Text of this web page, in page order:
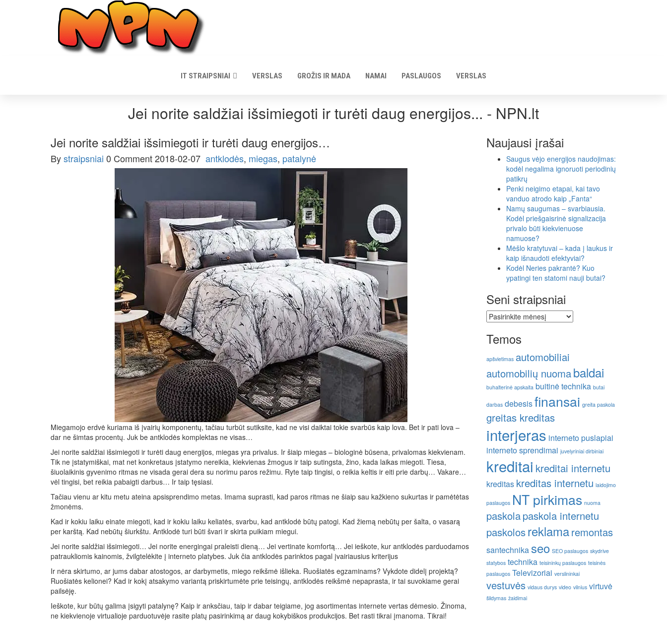
IT STRAIPSNIAI VERSLAS GROŽIS IR MADA NAMAI PASLAUGOS VERSLAS
Jei norite saldžiai išsimiegoti ir turėti daug energijos... - NPN.lt
Jei norite saldžiai išsimiegoti ir turėti daug energijos…
Bystraipsniai 0 Comment2018-02-07 antklodės, miegas, patalynė
Miegamojo erdvė kuriama iš įvairių komponentų, tačiau turbūt sutiksite, kad ne visi daiktai tokie svarbūs kaip lova. Bet ir pati lova –
dar ne šimtas procentų. Juk be antklodės komplektas ne visas…
Jei norite saldžiai išsimiegoti ir turėti daug energijos, miegas yra privalus. Ir šiaip miegas – biologinė būsena, privalomas kiekvienam.
Tik ne įstatymiškai, mat net konkretaus įstatymo nereikia, kiekvienas žmogus ir taip sutingsta, žino, kada laikas miegoti. Tiesa,
šiuolaikinis gyvenimo ritmas ne visada gerai dera su norimu paros režimu. Ryte taip tingisi, o reikia keltis ir eiti prie darbų… Vakare…
vėl tingisi, bet reikia pabaigti darbus… Ir taip tęsiasi.
Tačiau vienu ar kitu metu ateina apsisprendimo metas. Imama suprasti, kad paros ritmas ne šiaip sau kažkieno sukurtas ir pamėtėtas
žmonėms.
Kad ir kokiu laiku einate miegoti, kad ir kokiu laiku keliatės, svarbu, kad antklodė būtų patogi. Kad žiemą nebūtų per šalta, o vasarą
per karštą. Kad nebūtų šiurkštu. Antklodė turi būti švari ir skirta puikiam miegui.
Jei norite saldžiai išsimiegoti… Jei norite energingai praleisti dieną… Jei vertinate komfortą… Jei ieškote, kur antklodės parduodamos
patraukliomis kainomis, žvilgtelėkite į interneto platybes. Juk čia antklodės parinktos pagal įvairiausius kriterijus
Ir nėra skirtumo, ar jums dabar atostogos, ar darbymetis, miego reikšmė išlieka. Ruošiatės egzaminams? Vykdote didelį projektą?
Ruošiatės kelionei? Kad ir kokį atsakymo variantą priskirtumėte prie teisingų, antklodės reikšmė nepaprasta, ir tai suvokiame gerai
pailsėję.
Ieškote, kur būtų galima įsigyti patalynę? Kaip ir anksčiau, taip ir dabar teigiame, jog asortimentas internete vertas dėmesio. Žinoma,
ne kiekvienoje virtualioje parduotuvėje rasite platų pasirinkimą ar daug kokybiškos produkcijos. Bet rasti tikrai įmanoma. Tikrai!
Naujausi įrašai
Saugus vėjo energijos naudojimas:
kodėl negalima ignoruoti periodinių
patikrų
Penki neigimo etapai, kai tavo
vanduo atrodo kaip „Fanta“
Namų saugumas – svarbiausia.
Kodėl priešgaisrinė signalizacija
privalo būti kiekvienuose
namuose?
Mėšlo kratytuvai – kada į laukus ir
kaip išnaudoti efektyviai?
Kodėl Neries pakrantė? Kuo
ypatingi ten statomi nauji butai?
Seni straipsniai
Seni
straipsniai
Temos
apšvietimas automobiliai
automobilių nuomabaldai
buhalterinė apskaita buitinė technika butai
darbas debesisfinansai greita paskola
greitas kreditas
interjeras interneto puslapiai
interneto sprendimai juvelyriniai dirbiniai
kreditai kreditai internetu
kreditas kreditas internetu laidojimo
paslaugos NT pirkimas nuoma
paskolapaskola internetu
paskolosreklamaremontas
santechnika seo SEO paslaugos skydrive
statybos technika teisininkų paslaugos teisinės
paslaugos Televizoriai verslininkai
vestuvės vidaus durys video vilnius virtuvė
šildymas žaidimai